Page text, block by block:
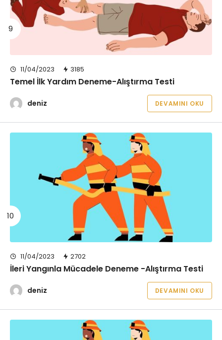
11/04/2023 3185
Temel İlk Yardım Deneme-Alıştırma Testi
deniz DEVAMINI OKU
11/04/2023 2702
İleri Yangınla Mücadele Deneme -Alıştırma Testi
deniz DEVAMINI OKU